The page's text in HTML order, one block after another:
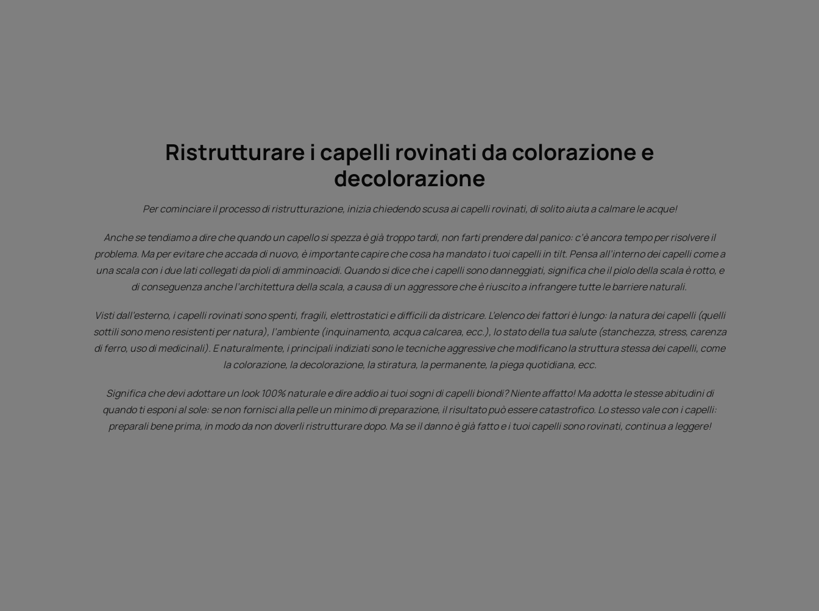
Ristrutturare i capelli rovinati da colorazione e
decolorazione
Per cominciare il processo di ristrutturazione, inizia chiedendo scusa ai capelli rovinati, di solito aiuta a calmare le acque!
Anche se tendiamo a dire che quando un capello si spezza è già troppo tardi, non farti prendere dal panico: c’è ancora tempo per risolvere il
problema. Ma per evitare che accada di nuovo, è importante capire che cosa ha mandato i tuoi capelli in tilt. Pensa all’interno dei capelli come a
una scala con i due lati collegati da pioli di amminoacidi. Quando si dice che i capelli sono danneggiati, significa che il piolo della scala è rotto, e
di conseguenza anche l’architettura della scala, a causa di un aggressore che è riuscito a infrangere tutte le barriere naturali.
Visti dall’esterno, i capelli rovinati sono spenti, fragili, elettrostatici e difficili da districare. L’elenco dei fattori è lungo: la natura dei capelli (quelli
sottili sono meno resistenti per natura), l’ambiente (inquinamento, acqua calcarea, ecc.), lo stato della tua salute (stanchezza, stress, carenza
di ferro, uso di medicinali). E naturalmente, i principali indiziati sono le tecniche aggressive che modificano la struttura stessa dei capelli, come
la colorazione, la decolorazione, la stiratura, la permanente, la piega quotidiana, ecc.
Significa che devi adottare un look 100% naturale e dire addio ai tuoi sogni di capelli biondi? Niente affatto! Ma adotta le stesse abitudini di
quando ti esponi al sole: se non fornisci alla pelle un minimo di preparazione, il risultato può essere catastrofico. Lo stesso vale con i capelli:
preparali bene prima, in modo da non doverli ristrutturare dopo. Ma se il danno è già fatto e i tuoi capelli sono rovinati, continua a leggere!